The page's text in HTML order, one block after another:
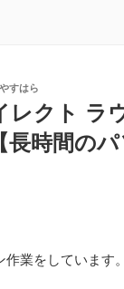
やすはら
レクト ラ
長時間の
業をしています。